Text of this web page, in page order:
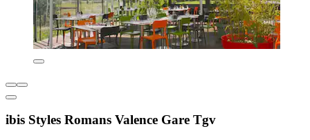
ibis Styles Romans Valence Gare Tgv